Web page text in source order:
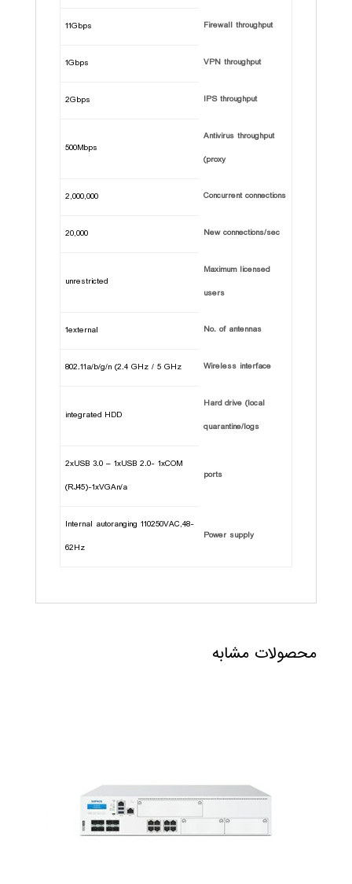
Firewall throughput
11Gbps
VPN throughput
1Gbps
IPS throughput
2Gbps
Antivirus throughput
(proxy
500Mbps
Concurrent connections
2,000,000
New connections/sec
20,000
Maximum licensed
users
unrestricted
No. of antennas
1external
Wireless interface
802.11a/b/g/n (2.4 GHz / 5 GHz
Hard drive (local
quarantine/logs
integrated HDD
ports
2xUSB 3.0 – 1xUSB 2.0- 1xCOM
(RJ45)-1xVGAn/a
Power supply
Internal autoranging 110250VAC,48-
62Hz
محصولات مشابه